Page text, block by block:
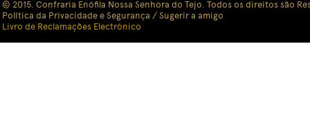
© 2015. Confraria Enófila Nossa Senhora do Tejo. Todos os direitos são
Política da Privacidade e Segurança / Sugerir a amigo
Livro de Reclamações Electrónico